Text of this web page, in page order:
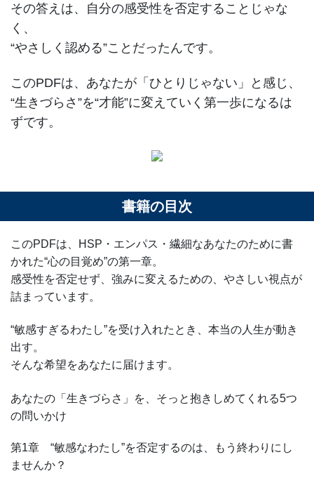
その答えは、自分の感受性を否定することじゃな
く、
“やさしく認める”ことだったんです。
このPDFは、あなたが「ひとりじゃない」と感じ、
“生きづらさ”を“才能”に変えていく第一歩になるは
ずです。
書籍の目次
このPDFは、HSP・エンパス・繊細なあなたのために書
かれた“心の目覚め”の第一章。
感受性を否定せず、強みに変えるための、やさしい視点が
詰まっています。
“敏感すぎるわたし”を受け入れたとき、本当の人生が動き
出す。
そんな希望をあなたに届けます。
あなたの「生きづらさ」を、そっと抱きしめてくれる5つ
の問いかけ
第1章 “敏感なわたし”を否定するのは、もう終わりにし
ませんか？